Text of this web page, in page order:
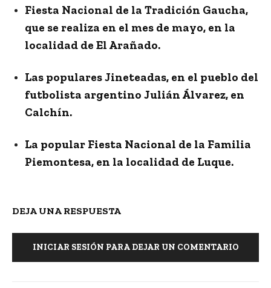
Fiesta Nacional de la Tradición Gaucha,
que se realiza en el mes de mayo, en la
localidad de El Arañado.
Las populares Jineteadas, en el pueblo del
futbolista argentino Julián Álvarez, en
Calchín.
La popular Fiesta Nacional de la Familia
Piemontesa, en la localidad de Luque.
DEJA UNA RESPUESTA
INICIAR SESIÓN PARA DEJAR UN COMENTARIO